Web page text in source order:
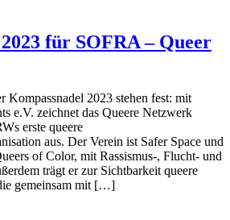
für SOFRA – Queer
Kompassnadel 2023 stehen fest: mit
e.V. zeichnet das Queere Netzwerk
erste queere
aus. Der Verein ist Safer Space und
of Color, mit Rassismus-, Flucht- und
trägt er zur Sichtbarkeit queere
gemeinsam mit […]